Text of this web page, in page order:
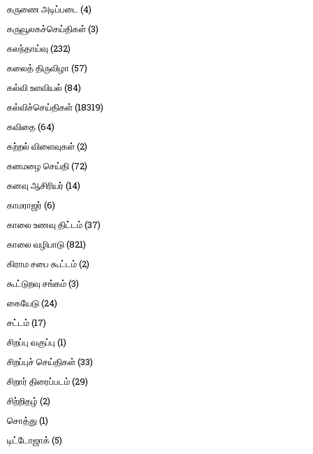
கருணை அடிப்படை (4)
கருவூலகச்செய்திகள்(3)
கலந்தாய்வு (232)
கலைத் திருவிழா (57)
கல்வி உளவியல் (84)
கல்விச்செய்திகள்(18319)
கவிதை(64)
கற்றல் விளைவுகள்(2)
கனமழை செய்தி(72)
கனவு ஆசிரியர் (14)
காமராஜர் (6)
காலை உணவு திட்டம்(37)
காலை வழிபாடு(821)
கிராம சபை கூட்டம்(2)
கூட்டுறவு சங்கம்(3)
கையேடு(24)
சட்டம்(17)
சிறப்பு வகுப்பு (1)
சிறப்புச் செய்திகள்(33)
சிறார் திரைப்படம்(29)
சிற்றிதழ் (2)
சொத்து(1)
டிட்டோஜாக்(5)